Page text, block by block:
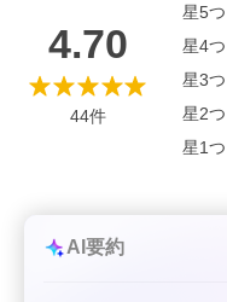
4.70
44件
星5つ
星4つ
星3つ
星2つ
星1つ
AI要約